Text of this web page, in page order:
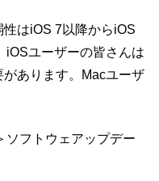
はiOS 7以降からiOS
iOSユーザーの皆さんは
あります。Macユーザ
ソフトウェアップデー